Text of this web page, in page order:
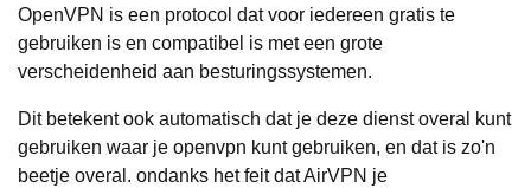
OpenVPN is een protocol dat voor iedereen gratis te
gebruiken is en compatibel is met een grote
verscheidenheid aan besturingssystemen.
Dit betekent ook automatisch dat je deze dienst overal kunt
gebruiken waar je openvpn kunt gebruiken, en dat is zo'n
beetje overal. ondanks het feit dat AirVPN je